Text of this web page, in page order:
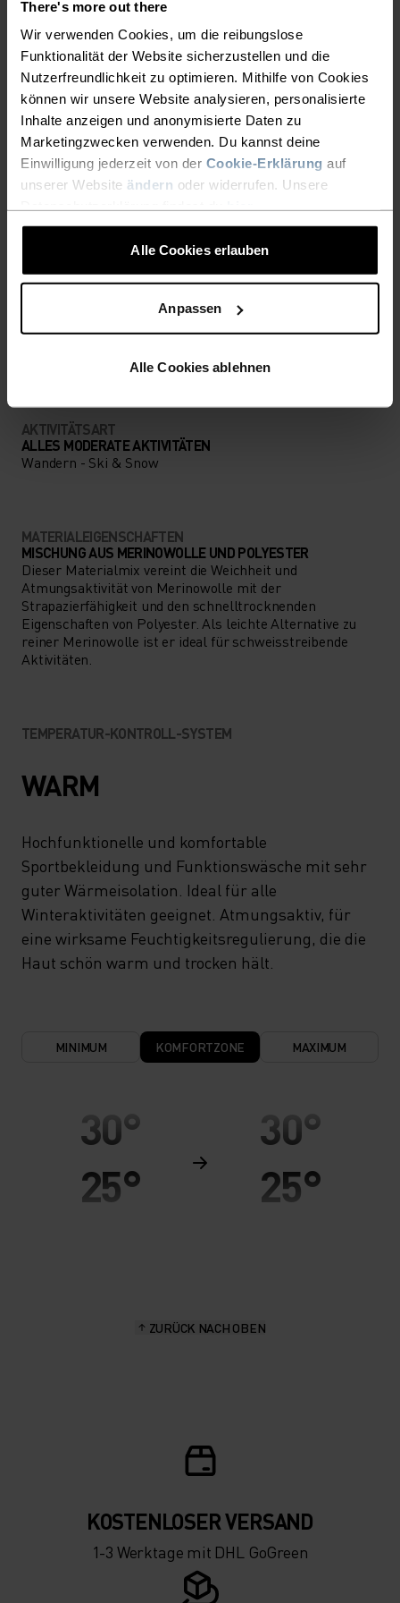
There's more out there
Wir verwenden Cookies, um die reibungslose
Funktionalität der Website sicherzustellen und die
Nutzerfreundlichkeit zu optimieren. Mithilfe von Cookies
können wir unsere Website analysieren, personalisierte
Inhalte anzeigen und anonymisierte Daten zu
Marketingzwecken verwenden. Du kannst deine
Einwilligung jederzeit von der Cookie-Erklärung auf
unserer Website ändern oder widerrufen. Unsere
Alle Cookies erlauben
Anpassen
Alle Cookies ablehnen
EIN MULTITALENT BEI DEM
ALLES STIMMT
Vielseitiger Komfort für jeden Schritt auf deiner
Wanderung.
AKTIVITÄTSART
ALLES MODERATE AKTIVITÄTEN
Wandern - Ski & Snow
MATERIALEIGENSCHAFTEN
MISCHUNG AUS MERINOWOLLE UND POLYESTER
Dieser Materialmix vereint die Weichheit und
Atmungsaktivität von Merinowolle mit der
Strapazierfähigkeit und den schnelltrocknenden
Eigenschaften von Polyester. Als leichte Alternative zu
reiner Merinowolle ist er ideal für schweisstreibende
Aktivitäten.
TEMPERATUR-KONTROLL-SYSTEM
WARM
Hochfunktionelle und komfortable
Sportbekleidung und Funktionswäsche mit sehr
guter Wärmeisolation. Ideal für alle
Winteraktivitäten geeignet. Atmungsaktiv, für
eine wirksame Feuchtigkeitsregulierung, die die
Haut schön warm und trocken hält.
MINIMUM KOMFORTZONE MAXIMUM
30°
25°
-5°
30°
25°
-5°
ZURÜCK NACH OBEN
KOSTENLOSER VERSAND
1-3 Werktage mit DHL GoGreen